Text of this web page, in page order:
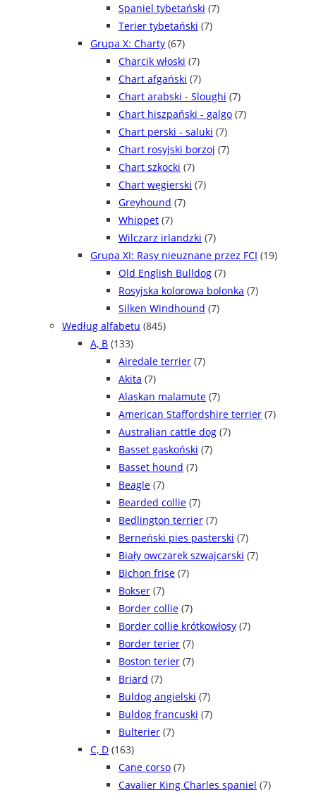
Spaniel tybetański (7)
Terier tybetański (7)
Grupa X: Charty (67)
Charcik włoski (7)
Chart afgański (7)
Chart arabski - Sloughi (7)
Chart hiszpański - galgo (7)
Chart perski - saluki (7)
Chart rosyjski borzoj (7)
Chart szkocki (7)
Chart węgierski (7)
Greyhound (7)
Whippet (7)
Wilczarz irlandzki (7)
Grupa XI: Rasy nieuznane przez FCI (19)
Old English Bulldog (7)
Rosyjska kolorowa bolonka (7)
Silken Windhound (7)
Według alfabetu (845)
A, B (133)
Airedale terrier (7)
Akita (7)
Alaskan malamute (7)
American Staffordshire terrier (7)
Australian cattle dog (7)
Basset gaskoński (7)
Basset hound (7)
Beagle (7)
Bearded collie (7)
Bedlington terrier (7)
Berneński pies pasterski (7)
Biały owczarek szwajcarski (7)
Bichon frise (7)
Bokser (7)
Border collie (7)
Border collie krótkowłosy (7)
Border terier (7)
Boston terier (7)
Briard (7)
Buldog angielski (7)
Buldog francuski (7)
Bulterier (7)
C, D (163)
Cane corso (7)
Cavalier King Charles spaniel (7)